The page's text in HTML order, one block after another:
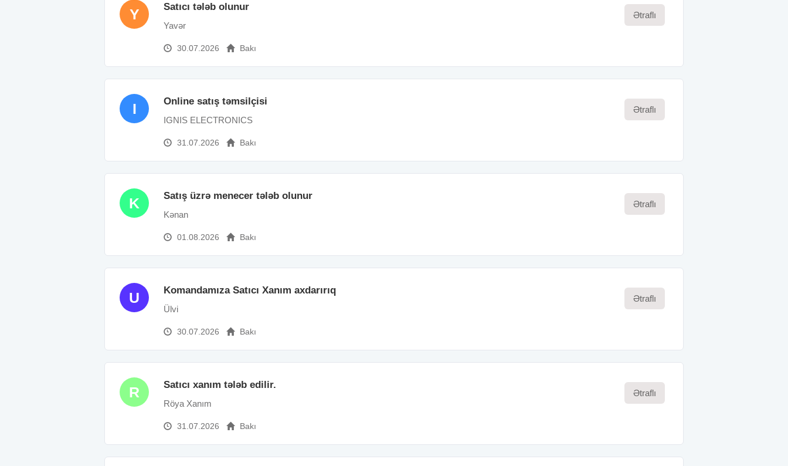
Y Satıcı tələb olunur
Yavər
30.07.2026 Bakı
Ətraflı
I Online satış təmsilçisi
IGNIS ELECTRONICS
31.07.2026 Bakı
Ətraflı
K Satış üzrə menecer tələb olunur
Kənan
01.08.2026 Bakı
Ətraflı
U Komandamıza Satıcı Xanım axdarırıq
Ülvi
30.07.2026 Bakı
Ətraflı
R Satıcı xanım tələb edilir.
Röya Xanım
31.07.2026 Bakı
Ətraflı